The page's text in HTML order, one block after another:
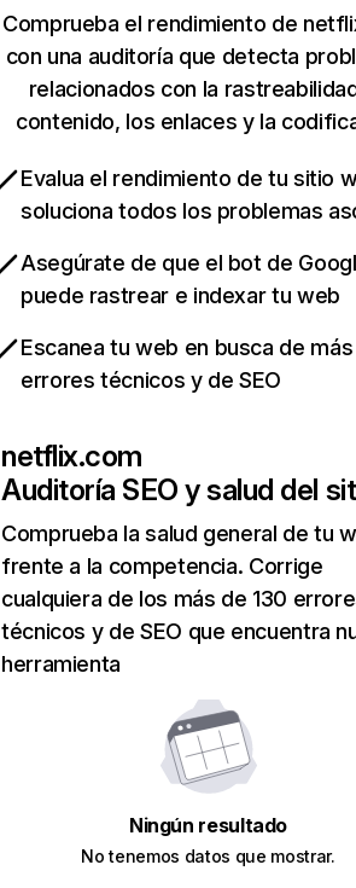
Comprueba el rendimiento de
con una auditoría que detecta
relacionados con la
contenido, los enlaces y la
Evalua el rendimiento de tu sitio
soluciona todos los problemas
Asegúrate de que el bot de
puede rastrear e indexar tu web
Escanea tu web en busca de
errores técnicos y de SEO
netflix.com
Auditoría SEO y salud del
Comprueba la salud general de tu
frente a la competencia. Corrige
cualquiera de los más de 130
técnicos y de SEO que encuentra
herramienta
Ningún resultado
No tenemos datos que mostrar.